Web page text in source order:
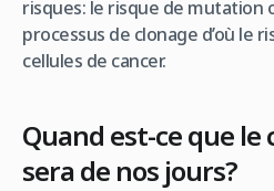
risques: le risque de mutation
processus de clonage d’où le
cellules de cancer.
Quand est-ce que le
sera de nos jours?